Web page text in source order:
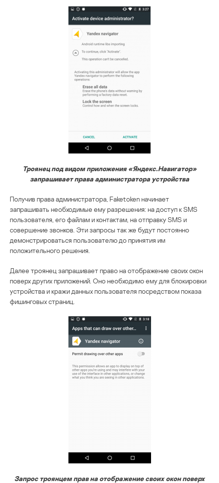
Троянец под видом приложения «Яндекс.Навигатор»
запрашивает права администратора устройства
Получив права администратора, Faketoken начинает
запрашивать необходимые ему разрешения: на доступ к SMS
пользователя, его файлам и контактам, на отправку SMS и
совершение звонков. Эти запросы так же будут постоянно
демонстрироваться пользователю до принятия им
положительного решения.
Далее троянец запрашивает право на отображение своих окон
поверх других приложений. Оно необходимо ему для блокировки
устройства и кражи данных пользователя посредством показа
фишинговых страниц.
Запрос троянцем прав на отображение своих окон поверх